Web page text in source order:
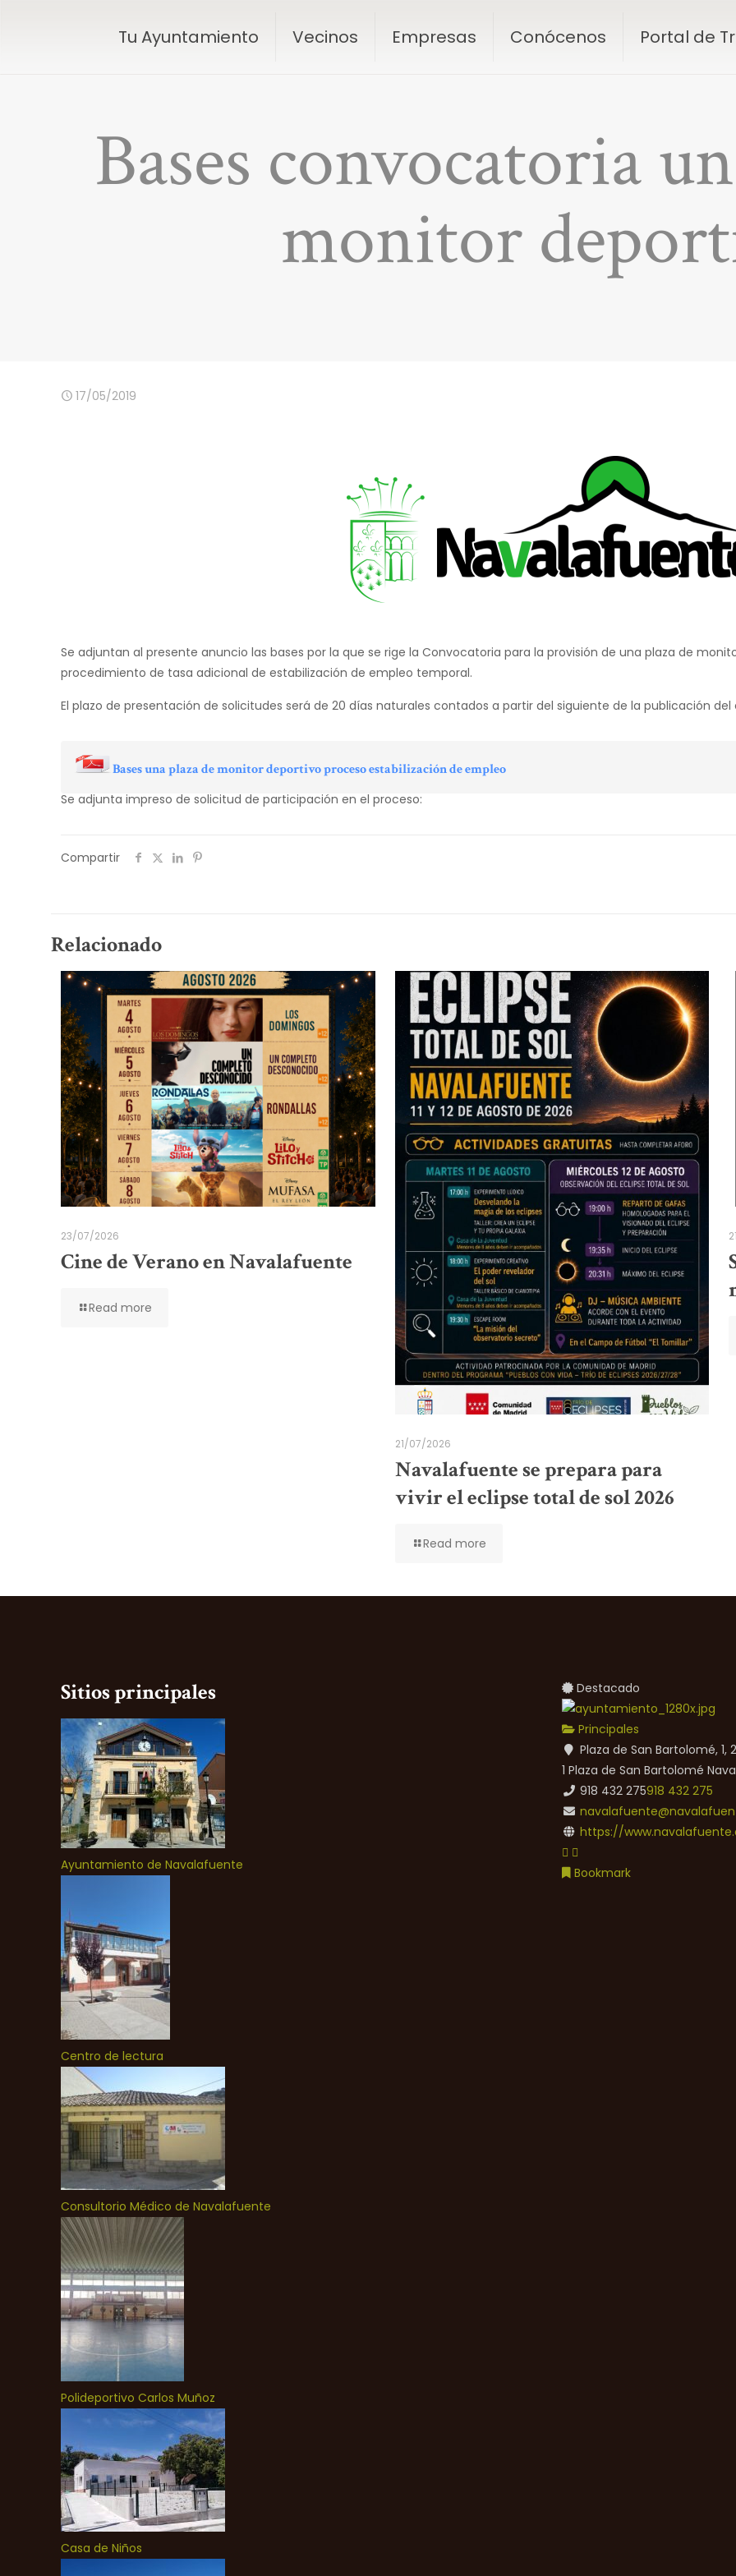
Tu Ayuntamiento Vecinos Empresas Conócenos Portal de
Bases convocatoria
monitor
17/05/2019
Se adjuntan al presente anuncio las bases por la que se rige la Convocatoria para la provisión de una plaza de
procedimiento de tasa adicional de estabilización de empleo temporal.
El plazo de presentación de solicitudes será de 20 días naturales contados a partir del siguiente de la publicación
Bases una plaza de monitor deportivo proceso estabilización de empleo
Se adjunta impreso de solicitud de participación en el proceso:
Compartir
Relacionado
23/07/2026
Cine de Verano en Navalafuente
Read more
21/07/2026
Navalafuente se prepara para
vivir el eclipse total de sol 2026
Read more
Sitios principales
Ayuntamiento de Navalafuente
Centro de lectura
Consultorio Médico de Navalafuente
Polideportivo Carlos Muñoz
Casa de Niños
Destacado
Principales
Plaza de San Bartolomé,
1 Plaza de San Bartolomé
918 432 275918 432 275
https://
Bookmark